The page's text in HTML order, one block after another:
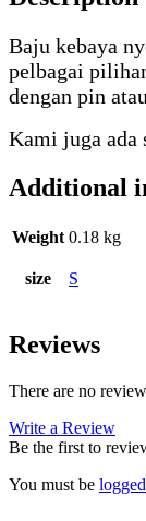
Baju kebaya
pelbagai
dengan pin
Kami juga ada
Additional
Weight 0.18 kg
size S
Reviews
There are no
Write a Review
Be the first to
You must be